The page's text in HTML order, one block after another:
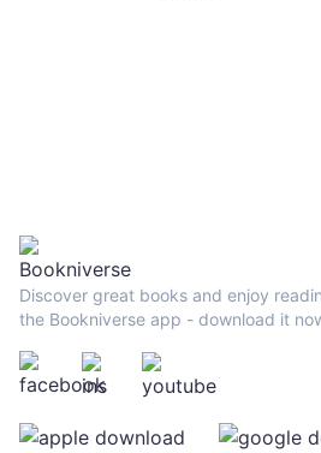
Discover great books and enjoy
the Bookniverse app - download it